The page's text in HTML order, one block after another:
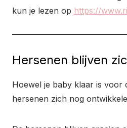
kun je lezen op https://
Hersenen blijven
Hoewel je baby klaar is voor
hersenen zich nog